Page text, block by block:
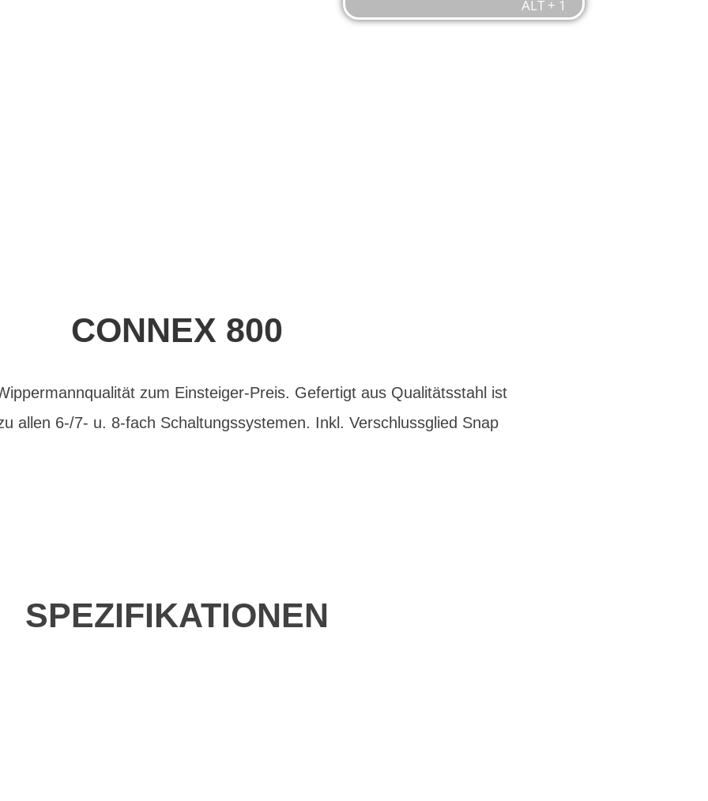
CONNEX 800
zum Einsteiger-Preis. Gefertigt aus Qualitätsstahl ist
allen 6-/7- u. 8-fach Schaltungssystemen. Inkl. Verschlussglied Snap
SPEZIFIKATIONEN